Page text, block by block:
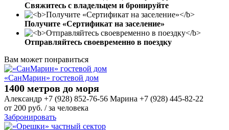
Свяжитесь с владельцем и бронируйте
Получите «Сертификат на заселение»
Отправляйтесь своевременно в поездку
Вам может понравиться
«СанМарин» гостевой дом
1400 метров до моря
Александр +7 (928) 852-76-56 Марина +7 (928) 445-82-22
от 200 руб. / за человека
Забронировать